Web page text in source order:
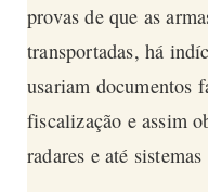
provas de que as
transportadas, há
usariam documentos
fiscalização e assim
radares e até